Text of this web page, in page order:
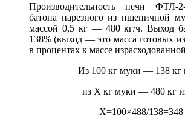
Производительность печи
батона нарезного из пшеничной
массой 0,5 кг — 480 кг/ч. Выход
138% (выход — это масса готовых
в процентах к массе
Из 100 кг муки — 138 кг
из X кг муки — 480 кг
Х=100×488/138=348